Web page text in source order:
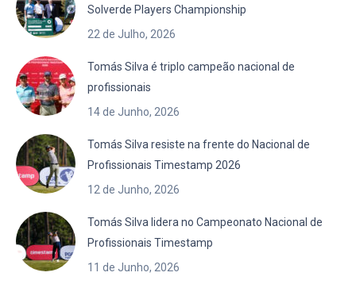
Solverde Players Championship
22 de Julho, 2026
Tomás Silva é triplo campeão nacional de
profissionais
14 de Junho, 2026
Tomás Silva resiste na frente do Nacional de
Profissionais Timestamp 2026
12 de Junho, 2026
Tomás Silva lidera no Campeonato Nacional de
Profissionais Timestamp
11 de Junho, 2026